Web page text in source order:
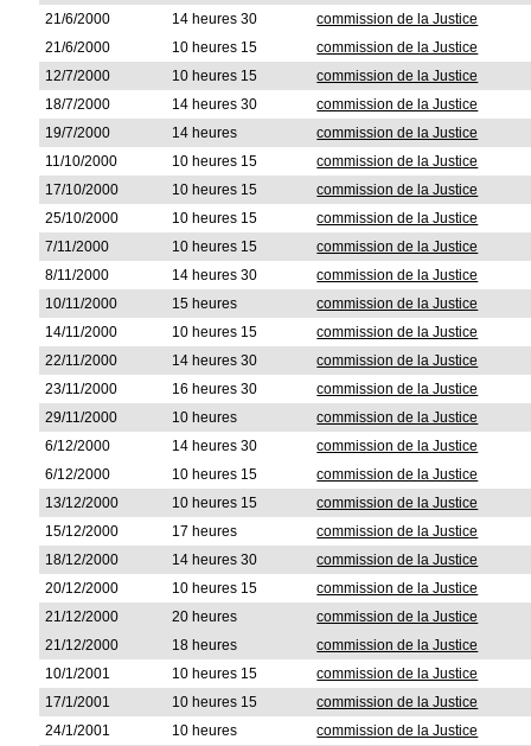
21/6/2000
14 heures 30
commission de la Justice
21/6/2000
10 heures 15
commission de la Justice
12/7/2000
10 heures 15
commission de la Justice
18/7/2000
14 heures 30
commission de la Justice
19/7/2000
14 heures
commission de la Justice
11/10/2000
10 heures 15
commission de la Justice
17/10/2000
10 heures 15
commission de la Justice
25/10/2000
10 heures 15
commission de la Justice
7/11/2000
10 heures 15
commission de la Justice
8/11/2000
14 heures 30
commission de la Justice
10/11/2000
15 heures
commission de la Justice
14/11/2000
10 heures 15
commission de la Justice
22/11/2000
14 heures 30
commission de la Justice
23/11/2000
16 heures 30
commission de la Justice
29/11/2000
10 heures
commission de la Justice
6/12/2000
14 heures 30
commission de la Justice
6/12/2000
10 heures 15
commission de la Justice
13/12/2000
10 heures 15
commission de la Justice
15/12/2000
17 heures
commission de la Justice
18/12/2000
14 heures 30
commission de la Justice
20/12/2000
10 heures 15
commission de la Justice
21/12/2000
20 heures
commission de la Justice
21/12/2000
18 heures
commission de la Justice
10/1/2001
10 heures 15
commission de la Justice
17/1/2001
10 heures 15
commission de la Justice
24/1/2001
10 heures
commission de la Justice